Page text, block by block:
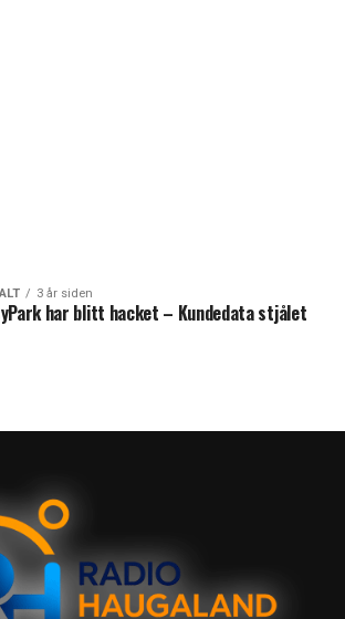
3 år siden
har blitt hacket – Kundedata stjålet